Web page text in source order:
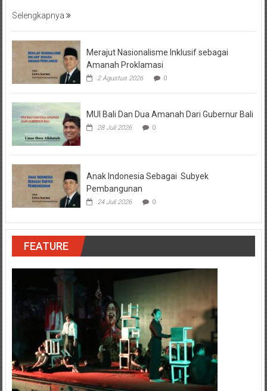
Selengkapnya
Merajut Nasionalisme Inklusif sebagai
Amanah Proklamasi
2 Agustus 2026 0
MUI Bali Dan Dua Amanah Dari Gubernur Bali
28 Juli 2026 0
Anak Indonesia Sebagai Subyek
Pembangunan
24 Juli 2026 0
FEATURE